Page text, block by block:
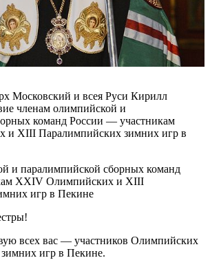
Московский и всея Руси Кирилл
членам олимпийской и
команд России — участникам
и XIII Паралимпийских зимних игр в
и паралимпийской сборных команд
XXIV Олимпийских и XIII
игр в Пекине
всех вас — участников Олимпийских
игр в Пекине.